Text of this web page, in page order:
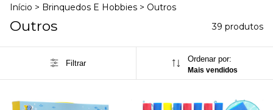
Início > Brinquedos E Hobbies > Outros
Outros 39 produtos
Filtrar Ordenar por:
Mais vendidos